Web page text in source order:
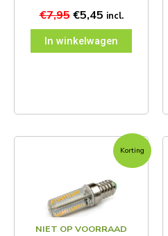
€7,95 €5,45 incl.
In winkelwagen
Korting
NIET OP VOORRAAD
Oorspronkelijke
€8,45.
Huidige
prijs
€6,45.